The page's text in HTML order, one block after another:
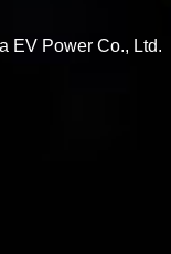
EV Power Co., Ltd.